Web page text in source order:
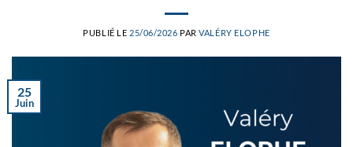
PUBLIÉ LE 25/06/2026 PARVALÉRY ELOPHE
25
Juin